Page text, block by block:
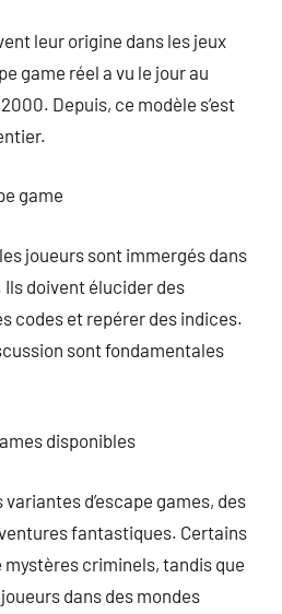
leur origine dans les jeux
game réel a vu le jour au
Depuis, ce modèle s’est
game
joueurs sont immergés dans
doivent élucider des
codes et repérer des indices.
sont fondamentales
disponibles
d’escape games, des
fantastiques. Certains
criminels, tandis que
dans des mondes